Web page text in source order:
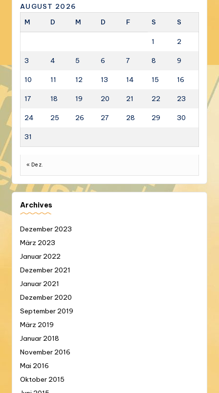
AUGUST 2026
M
D M D F S S
1 2
3 4 5 6 7 8 9
10 11 12 13 14 15 16
17 18 19 20 21 22 23
24 25 26 27 28 29 30
31
« Dez.
Archives
Dezember 2023
März 2023
Januar 2022
Dezember 2021
Januar 2021
Dezember 2020
September 2019
März 2019
Januar 2018
November 2016
Mai 2016
Oktober 2015